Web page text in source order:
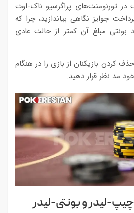
تورنومنت‌های پراگرسیو ناک-اوت
جوایز نگاهی بیاندازید، چرا که
مبلغ آن کمتر از حالت عادی
کردن بازیکنان از بازی را در هنگام
مد نظر قرار دهید.
لیدر و بونتی-لیدر